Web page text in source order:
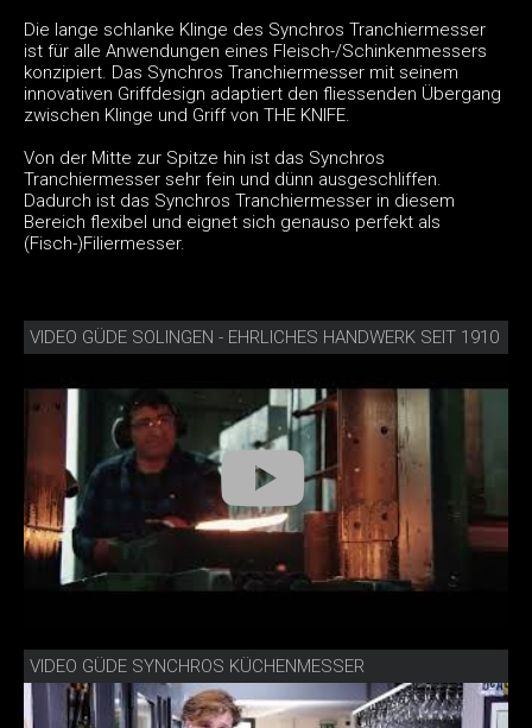
Die lange schlanke Klinge des Synchros Tranchiermesser
ist für alle Anwendungen eines Fleisch-/Schinkenmessers
konzipiert. Das Synchros Tranchiermesser mit seinem
innovativen Griffdesign adaptiert den fliessenden Übergang
zwischen Klinge und Griff von THE KNIFE.
Von der Mitte zur Spitze hin ist das Synchros
Tranchiermesser sehr fein und dünn ausgeschliffen.
Dadurch ist das Synchros Tranchiermesser in diesem
Bereich flexibel und eignet sich genauso perfekt als
(Fisch-)Filiermesser.
VIDEO GÜDE SOLINGEN - EHRLICHES HANDWERK SEIT 1910
VIDEO GÜDE SYNCHROS KÜCHENMESSER